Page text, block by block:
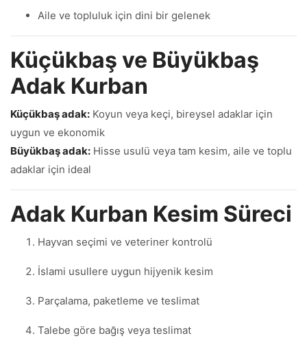
Aile ve topluluk için dini bir gelenek
Küçükbaş ve Büyükbaş
Adak Kurban
Küçükbaş adak: Koyun veya keçi, bireysel adaklar için
uygun ve ekonomik
Büyükbaş adak: Hisse usulü veya tam kesim, aile ve toplu
adaklar için ideal
Adak Kurban Kesim Süreci
Hayvan seçimi ve veteriner kontrolü
İslami usullere uygun hijyenik kesim
Parçalama, paketleme ve teslimat
Talebe göre bağış veya teslimat